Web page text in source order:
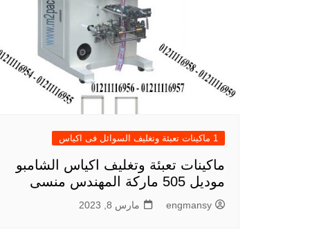
1 ماكينات تعبئة وتغليف السوائل فى اكياس
ماكينات تعبئة وتغليف اكياس الشامبو
موديل 505 ماركة المهندس منسى
engmansy مارس 8, 2023